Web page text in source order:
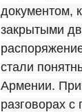
документом,
закрытыми
стали
Армении.
разговорах